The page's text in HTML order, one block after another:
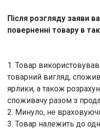
Після розгляду заяви
поверненні товару в
1. Товар
товарний вигляд,
ярлики, а також
споживачу разом з
2. Минуло, не
3. Товар належить до